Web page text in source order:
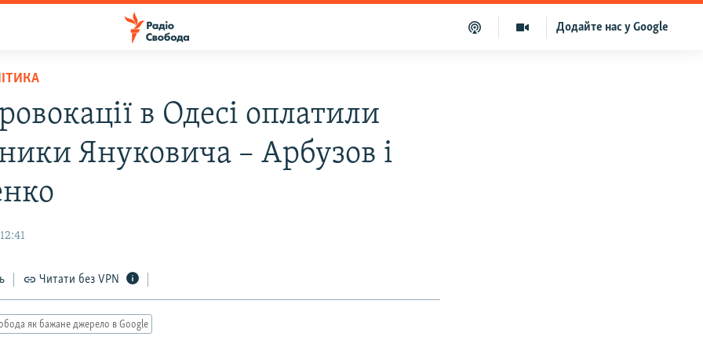
Додайте нас у Google
в Одесі оплатили
Януковича – Арбузов і
Читати без VPN
як бажане джерело в Google